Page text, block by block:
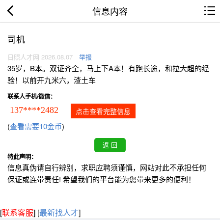
信息内容
司机
日照人才网 2026.08.07 举报
35岁，B本。双证齐全，马上下A本！有跑长途，和拉大超的经
验！以前开九米六，渣土车
联系人手机/微信：
137****2482 点击查看完整信息
(查看需要10金币)
特此声明：
信息真伪请自行辨别，求职应聘须谨慎，网站对此不承担任何
保证或连带责任! 希望我们的平台能为您带来更多的便利！
[联系客服] [最新找人才]